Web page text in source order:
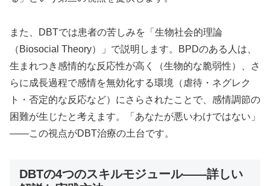
また、DBTでは患者の苦しみを「生物社会的理論
（Biosocial Theory）」で説明します。BPDのある人は、
生まれつき感情的な反応性が高く（生物的な脆弱性）、さ
らに成長過程で感情を無効化する環境（虐待・ネグレク
ト・否定的な反応など）にさらされたことで、感情調節の
困難が生じたと考えます。「あなたが悪いわけではない」
——この視点がDBT治療の土台です。
DBTの4つのスキルモジュール——詳しい